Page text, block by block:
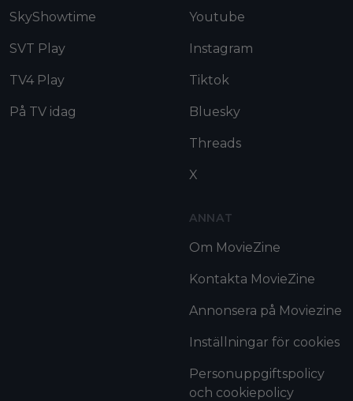
SkyShowtime
SVT Play
TV4 Play
På TV idag
Youtube
Instagram
Tiktok
Bluesky
Threads
X
ANNAT
Om MovieZine
Kontakta MovieZine
Annonsera på Moviezine
Inställningar för cookies
Personuppgiftspolicy
och cookiepolicy